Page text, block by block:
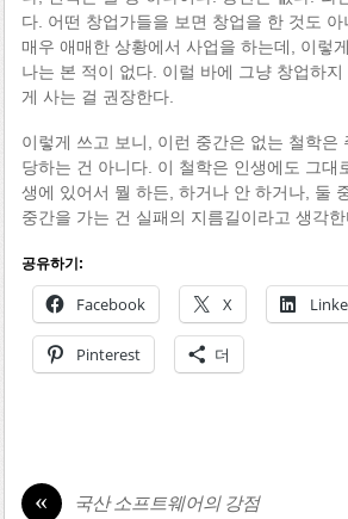
다. 어떤 창업가들을 보면 창업을 한 것도 아
매우 애매한 상황에서 사업을 하는데, 이렇
나는 본 적이 없다. 이럴 바에 그냥 창업하
게 사는 걸 권장한다.
이렇게 쓰고 보니, 이런 중간은 없는 철학은
당하는 건 아니다. 이 철학은 인생에도 그대
생에 있어서 뭘 하든, 하거나 안 하거나, 둘
중간을 가는 건 실패의 지름길이라고 생각한
공유하기:
Facebook X
Pinterest 더
« 국산 소프트웨어의 강점